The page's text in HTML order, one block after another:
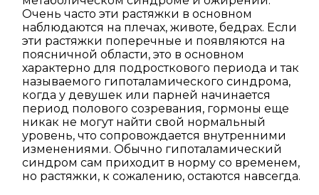
Очень часто эти растяжки в основном
наблюдаются на плечах, животе, бедрах. Если
эти растяжки поперечные и появляются на
поясничной области, это в основном
характерно для подросткового периода и так
называемого гипоталамического синдрома,
когда у девушек или парней начинается
период полового созревания, гормоны еще
никак не могут найти свой нормальный
уровень, что сопровождается внутренними
изменениями. Обычно гипоталамический
синдром сам приходит в норму со временем,
но растяжки, к сожалению, остаются навсегда.